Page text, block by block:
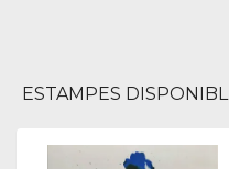
ESTAMPES